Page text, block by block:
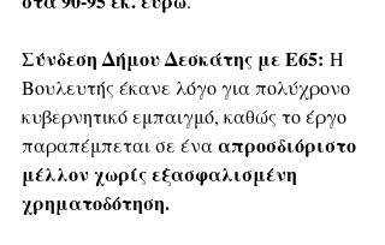
Σύνδεση Δήμου Δεσκάτης με Ε65: Η
Βουλευτής έκανε λόγο για πολύχρονο
κυβερνητικό εμπαιγμό, καθώς το έργο
παραπέμπεται σε ένα απροσδιόριστο
μέλλον χωρίς εξασφαλισμένη
χρηματοδότηση.